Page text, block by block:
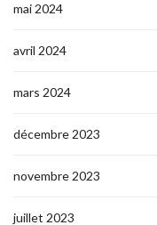
mai 2024
avril 2024
mars 2024
décembre 2023
novembre 2023
juillet 2023